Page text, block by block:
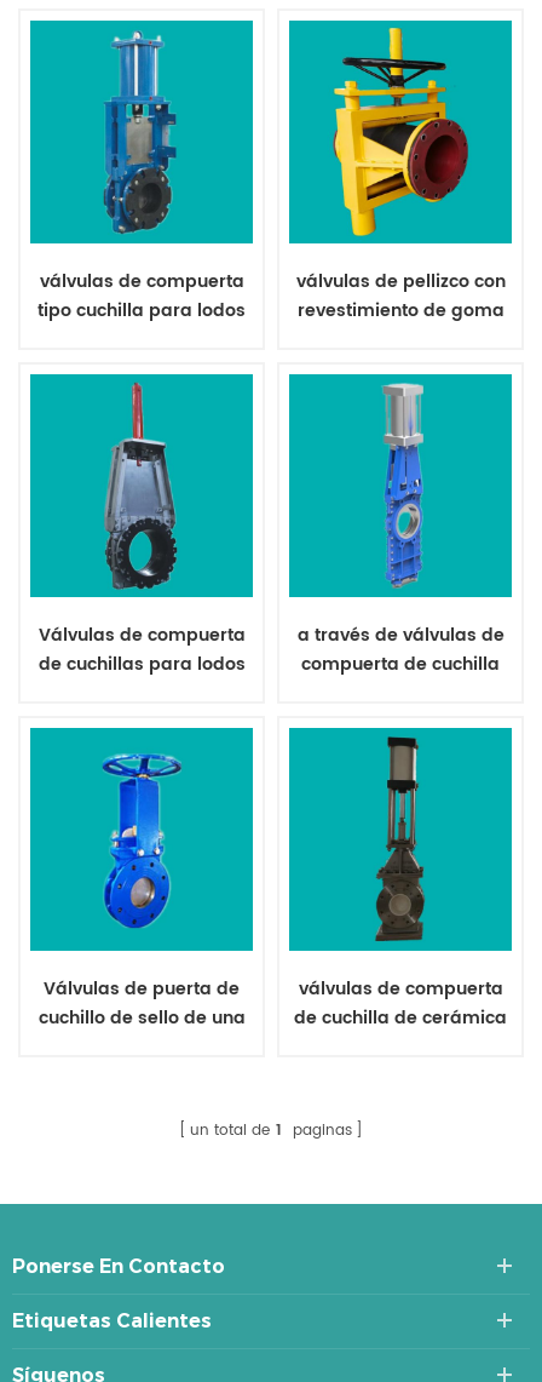
corrosiva
pesado
válvulas de compuerta
tipo cuchilla para lodos
bridas
válvulas de pellizco con
revestimiento de goma
Válvulas de compuerta
de cuchillas para lodos
de gran tamaño
a través de válvulas de
compuerta de cuchilla
minería de lodos
Válvulas de puerta de
cuchillo de sello de una
válvulas de compuerta
de cuchilla de cerámica
un total de 1 paginas
Ponerse En Contacto
Etiquetas Calientes
Síguenos